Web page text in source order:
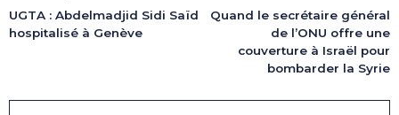
UGTA : Abdelmadjid Sidi Saïd
hospitalisé à Genève
Quand le secrétaire général
de l’ONU offre une
couverture à Israël pour
bombarder la Syrie